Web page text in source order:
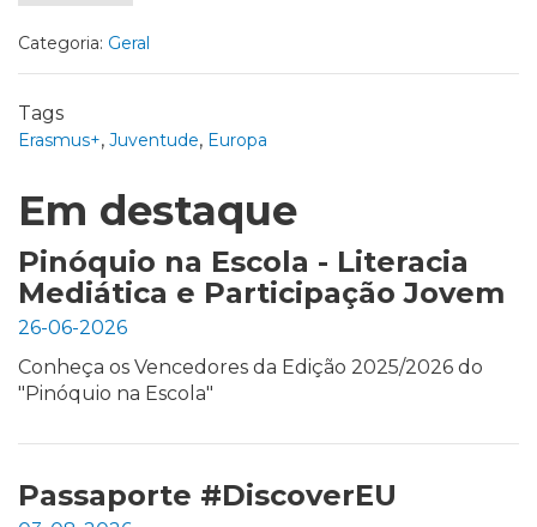
Categoria: Geral
Tags
Erasmus+, Juventude, Europa
Em destaque
Pinóquio na Escola - Literacia
Mediática e Participação Jovem
26-06-2026
Conheça os Vencedores da Edição 2025/2026 do
"Pinóquio na Escola"
Passaporte #DiscoverEU